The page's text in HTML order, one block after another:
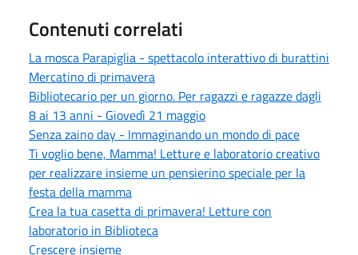
Contenuti correlati
La mosca Parapiglia - spettacolo interattivo di burattini
Mercatino di primavera
Bibliotecario per un giorno. Per ragazzi e ragazze dagli
8 ai 13 anni - Giovedì 21 maggio
Senza zaino day - Immaginando un mondo di pace
Ti voglio bene, Mamma! Letture e laboratorio creativo
per realizzare insieme un pensierino speciale per la
festa della mamma
Crea la tua casetta di primavera! Letture con
laboratorio in Biblioteca
Crescere insieme